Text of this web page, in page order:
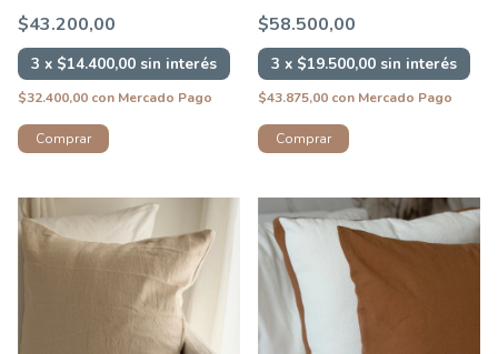
$43.200,00
3 x $14.400,00 sin interés
$32.400,00 con Mercado Pago
$58.500,00
3 x $19.500,00 sin interés
$43.875,00 con Mercado Pago